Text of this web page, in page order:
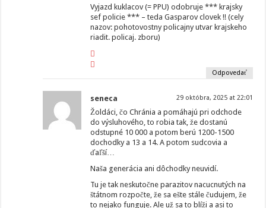
Vyjazd kuklacov (= PPU) odobruje *** krajsky
sef policie *** – teda Gasparov clovek !! (cely
nazov: pohotovostny policajny utvar krajskeho
riadit. policaj. zboru)
Odpovedať
seneca 29 októbra, 2025 at 22:01
Žoldáci, čo Chránia a pomáhajú pri odchode
do výsluhového, to robia tak, že dostanú
odstupné 10 000 a potom berú 1200-1500
dochodky a 13 a 14. A potom sudcovia a
ďaľší…
Naša generácia ani dôchodky neuvidí.
Tu je tak neskutočne parazitov nacucnutých na
štátnom rozpočte, že sa ešte stále čudujem, že
to nejako funguje. Ale už sa to blíži a asi to